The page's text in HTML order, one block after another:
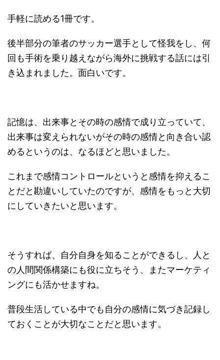
手軽に読める1冊です。
後半部分の筆者のサッカー選手として怪我をし、何
回も手術を乗り越えながら海外に挑戦する話には引
き込まれました。面白いです。
記憶は、出来事とその時の感情で成り立っていて、
出来事は変えられないがその時の感情と向き合い認
めるというのは、なるほどと思いました。
これまで感情コントロールというと感情を抑えるこ
とだと勘違いしていたのですが、感情をもっと大切
にしていきたいと思います。
そうすれば、自分自身を知ることができるし、人と
の人間関係構築にも役に立ちそう、またマーケティ
ングにも活かせますね。
普段生活している中でも自分の感情に気づき記録し
ておくことが大切なことだと思います。